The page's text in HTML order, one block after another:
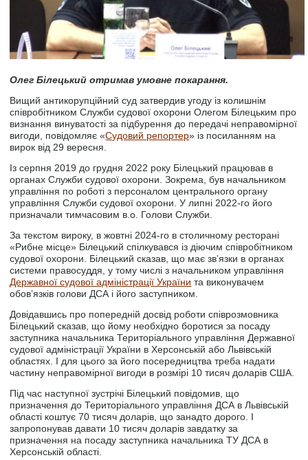
Олег Білецький отримав умовне покарання.
Вищий антикорупційний суд затвердив угоду із колишнім
співробітником Служби судової охорони Олегом Білецьким про
визнання винуватості за підбурення до передачі неправомірної
вигоди, повідомляє «Судовий репортер» із посиланням на
вирок від 29 вересня.
Із серпня 2019 до грудня 2022 року Білецький працював в
органах Служби судової охорони. Зокрема, був начальником
управління по роботі з персоналом центрального органу
управління Служби судової охорони. У липні 2022-го його
призначали тимчасовим в.о. Голови Служби.
За текстом вироку, в жовтні 2024-го в столичному ресторані
«Рибне місце» Білецький спілкувався із діючим співробітником
судової охорони. Білецький сказав, що має звʼязки в органах
системи правосуддя, у тому числі з начальником управління
Державної судової адміністрації України та виконувачем
обовʼязків голови ДСА і його заступником.
Довідавшись про попередній досвід роботи співрозмовника
Білецький сказав, що йому необхідно боротися за посаду
заступника начальника Територіального управління Державної
судової адміністрації України в Херсонській або Львівській
областях. І для цього за його посередництва треба надати
частину неправомірної вигоди в розмірі 10 тисяч доларів США.
Під час наступної зустрічі Білецький повідомив, що
призначення до Територіального управління ДСА в Львівській
області коштує 70 тисяч доларів, що занадто дорого. І
запропонував давати 10 тисяч доларів завдатку за
призначення на посаду заступника начальника ТУ ДСА в
Херсонській області.